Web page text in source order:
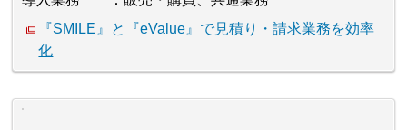
『SMILE』と『eValue』で見積り・請求業務を効率
化